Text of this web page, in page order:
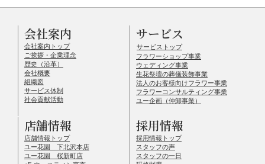
会社案内
会社案内トップ
ご挨拶・企業理念
歴史（沿革）
会社概要
組織図
サービス体制
社会貢献活動
サービス
サービストップ
フラワーショップ事業
ウェディング事業
生花祭壇の葬儀装飾事業
法人のお客様向けフラワー事業
フラワーコンサルティング事業
ユー企画（仲卸事業）
店舗情報
店舗情報トップ
ユー花園 下北沢本店
ユー花園 桜新町店
採用情報
採用情報トップ
スタッフの声
スタッフの一日